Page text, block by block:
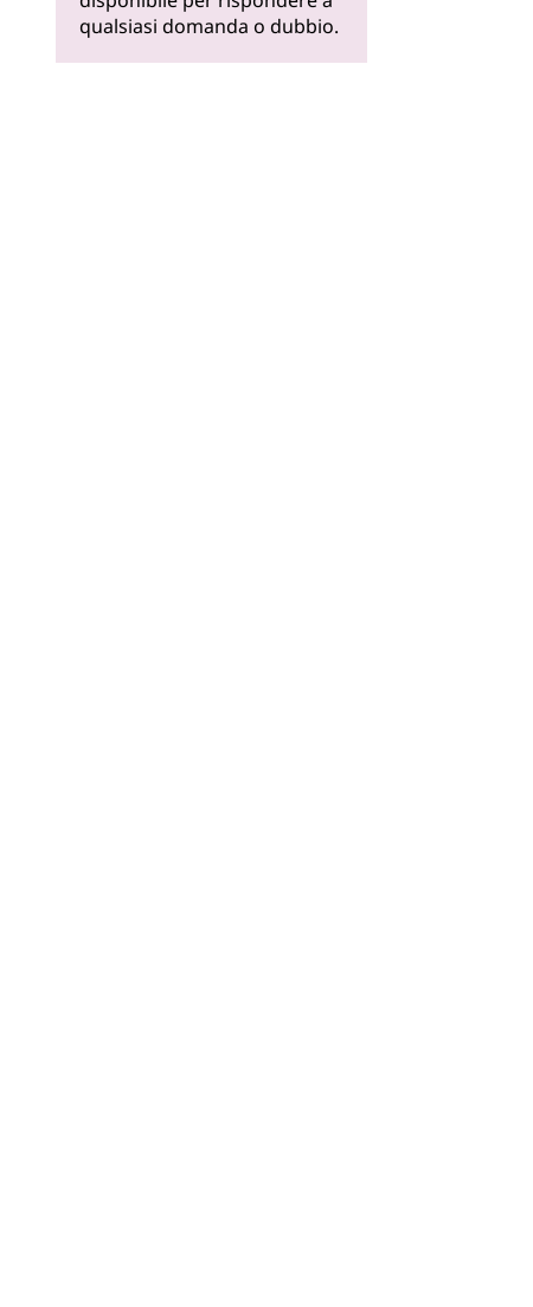
qualsiasi domanda o dubbio.